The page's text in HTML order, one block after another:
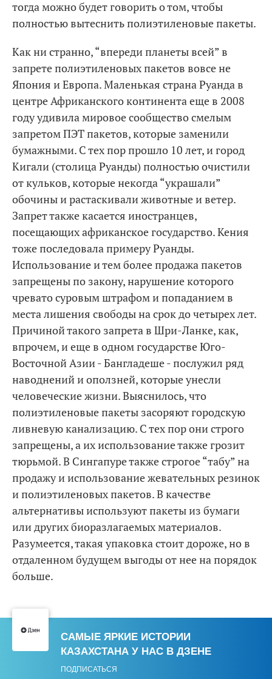
тогда можно будет говорить о том, чтобы
полностью вытеснить полиэтиленовые пакеты.
Как ни странно, “впереди планеты всей” в
запрете полиэтиленовых пакетов вовсе не
Япония и Европа. Маленькая страна Руанда в
центре Африканского континента еще в 2008
году удивила мировое сообщество смелым
запретом ПЭТ пакетов, которые заменили
бумажными. С тех пор прошло 10 лет, и город
Кигали (столица Руанды) полностью очистили
от кульков, которые некогда “украшали”
обочины и растаскивали животные и ветер.
Запрет также касается иностранцев,
посещающих африканское государство. Кения
тоже последовала примеру Руанды.
Использование и тем более продажа пакетов
запрещены по закону, нарушение которого
чревато суровым штрафом и попаданием в
места лишения свободы на срок до четырех лет.
Причиной такого запрета в Шри-Ланке, как,
впрочем, и еще в одном государстве Юго-
Восточной Азии - Бангладеше - послужил ряд
наводнений и оползней, которые унесли
человеческие жизни. Выяснилось, что
полиэтиленовые пакеты засоряют городскую
ливневую канализацию. С тех пор они строго
запрещены, а их использование также грозит
тюрьмой. В Сингапуре также строгое “табу” на
продажу и использование жевательных резинок
и полиэтиленовых пакетов. В качестве
альтернативы используют пакеты из бумаги
или других биоразлагаемых материалов.
Разумеется, такая упаковка стоит дороже, но в
отдаленном будущем выгоды от нее на порядок
больше.
САМЫЕ ЯРКИЕ ИСТОРИИ
КАЗАХСТАНА У НАС В ДЗЕНЕ
ПОДПИСАТЬСЯ